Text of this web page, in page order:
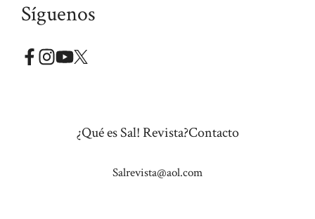
Síguenos
¿Qué es Sal! Revista?Contacto
Salrevista@aol.com